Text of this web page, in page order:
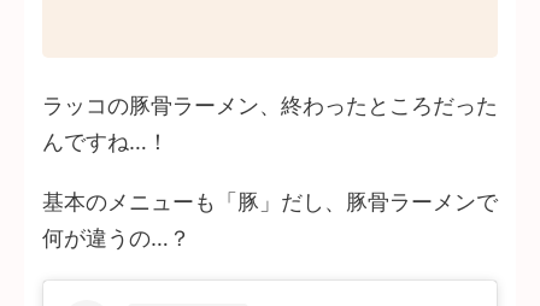
ラッコの豚骨ラーメン、終わったところだった
んですね…！
基本のメニューも「豚」だし、豚骨ラーメンで
何が違うの…？